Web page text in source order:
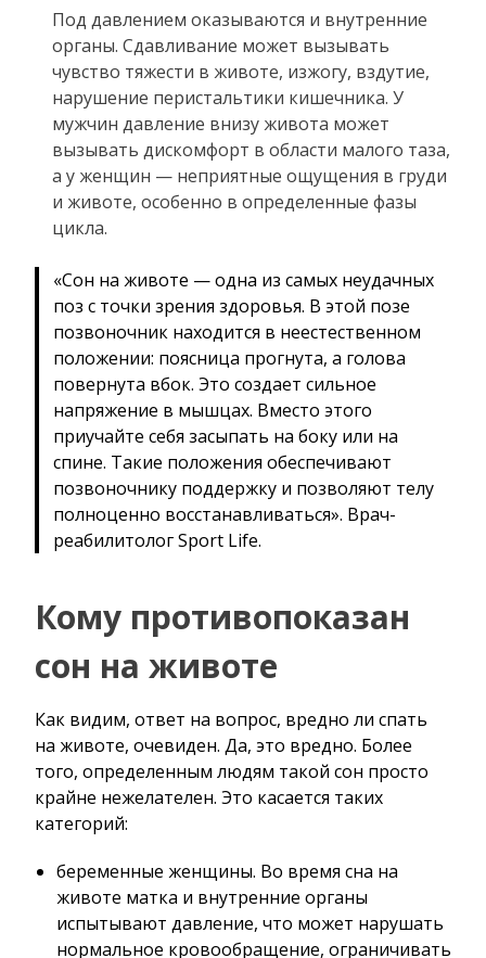
Под давлением оказываются и внутренние
органы. Сдавливание может вызывать
чувство тяжести в животе, изжогу, вздутие,
нарушение перистальтики кишечника. У
мужчин давление внизу живота может
вызывать дискомфорт в области малого таза,
а у женщин — неприятные ощущения в груди
и животе, особенно в определенные фазы
цикла.
«Сон на животе — одна из самых неудачных
поз с точки зрения здоровья. В этой позе
позвоночник находится в неестественном
положении: поясница прогнута, а голова
повернута вбок. Это создает сильное
напряжение в мышцах. Вместо этого
приучайте себя засыпать на боку или на
спине. Такие положения обеспечивают
позвоночнику поддержку и позволяют телу
полноценно восстанавливаться». Врач-
реабилитолог Sport Life.
Кому противопоказан
сон на животе
Как видим, ответ на вопрос, вредно ли спать
на животе, очевиден. Да, это вредно. Более
того, определенным людям такой сон просто
крайне нежелателен. Это касается таких
категорий:
беременные женщины. Во время сна на
животе матка и внутренние органы
испытывают давление, что может нарушать
нормальное кровообращение, ограничивать